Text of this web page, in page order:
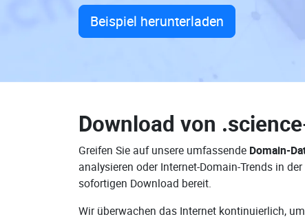
Beispiel herunterladen
Download von
Greifen Sie auf unsere umfassende Domain-
analysieren oder Internet-Domain-Trends in
sofortigen Download bereit.
Wir überwachen das Internet kontinuierlich, um